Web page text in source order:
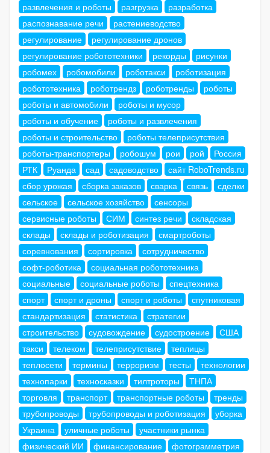
развлечения и роботы
разгрузка
разработка
распознавание речи
растениеводство
регулирование
регулирование дронов
регулирование робототехники
рекорды
рисунки
робомех
робомобили роботакси
роботизация
робототехника
роботрендз роботренды
роботы
роботы и автомобили
роботы и мусор
роботы и обучение
роботы и развлечения
роботы и строительство
роботы телеприсутствия
роботы-транспортеры
робошум рои рой
Россия
РТК
Руанда сад садоводство
сайт RoboTrends.ru
сбор урожая
сборка заказов сварка связь
сделки
сельское
сельское хозяйство
сенсоры
сервисные роботы
СИМ синтез речи
складская
склады
склады и роботизация
смартроботы
соревнования
сортировка
сотрудничество
софт-роботика
социальная робототехника
социальные
социальные роботы
спецтехника
спорт
спорт и дроны спорт и роботы
спутниковая
стандартизация
статистика
стратегии
строительство
судовождение судостроение
США
такси
телеком телеприсутствие
теплицы
теплосети
термины терроризм тесты
технологии
технопарки
техносказки тилтроторы
ТНПА
торговля
транспорт транспортные роботы
тренды
трубопроводы
трубопроводы и роботизация
уборка
Украина
уличные роботы
участники рынка
физический ИИ
финансирование
фотограмметрия